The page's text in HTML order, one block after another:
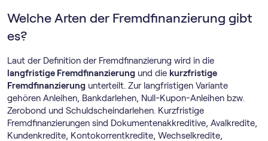
Welche Arten der Fremdfinanzierung gibt
es?
Laut der Definition der Fremdfinanzierung wird in die
langfristige Fremdfinanzierung und die kurzfristige
Fremdfinanzierung unterteilt. Zur langfristigen Variante
gehören Anleihen, Bankdarlehen, Null-Kupon-Anleihen bzw.
Zerobond und Schuldscheindarlehen. Kurzfristige
Fremdfinanzierungen sind Dokumentenakkreditive, Avalkredite,
Kundenkredite, Kontokorrentkredite, Wechselkredite,